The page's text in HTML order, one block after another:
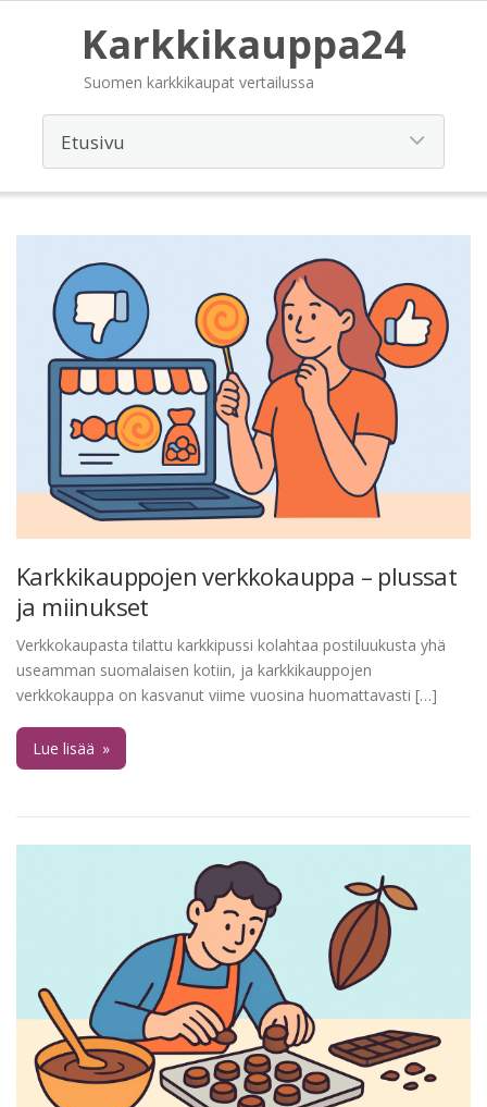
Karkkikauppa24
Suomen karkkikaupat vertailussa
Karkkikauppojen verkkokauppa – plussat
ja miinukset
Verkkokaupasta tilattu karkkipussi kolahtaa postiluukusta yhä
useamman suomalaisen kotiin, ja karkkikauppojen
verkkokauppa on kasvanut viime vuosina huomattavasti […]
Lue lisää »